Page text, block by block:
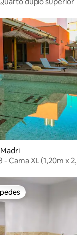
Cama XL (1,20m x